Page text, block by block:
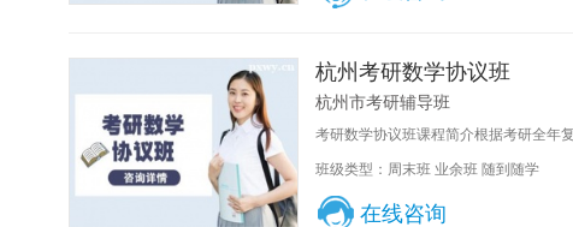
杭州考研数学协议班
杭州市考研辅导班
考研数学协议班课程简介根据考研全年
班级类型：周末班 业余班 随到随学
在线咨询